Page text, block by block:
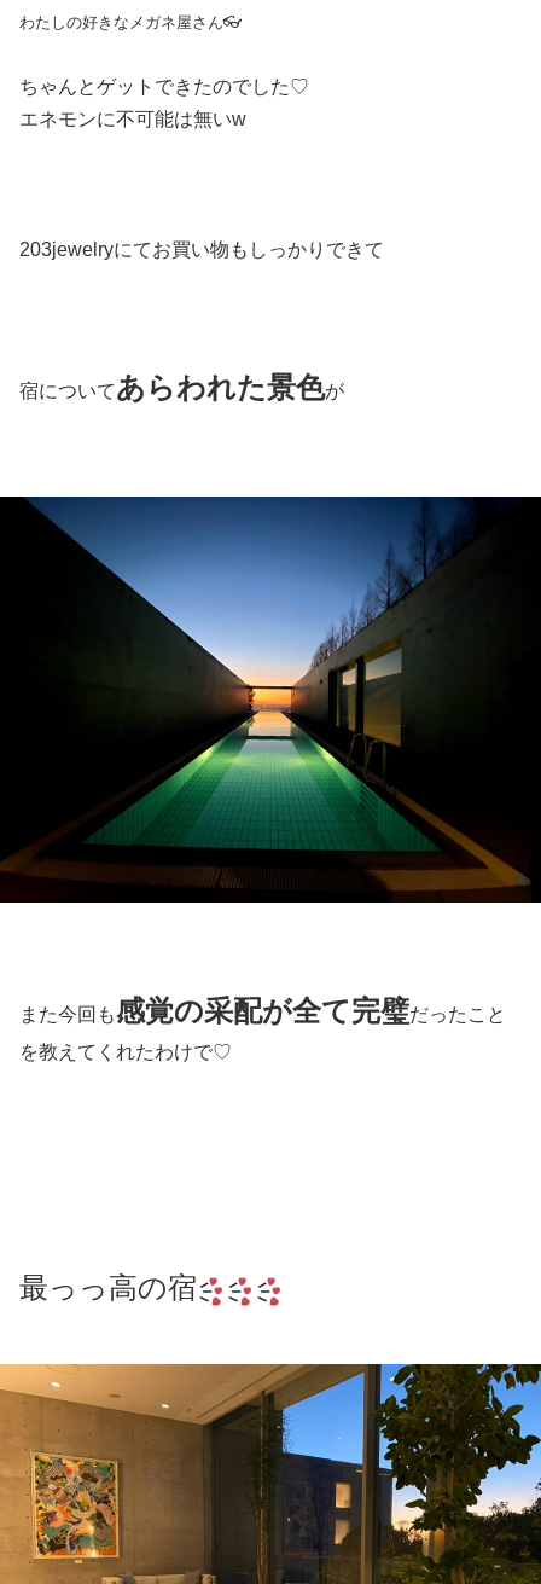
わたしの好きなメガネ屋さん👓
ちゃんとゲットできたのでした♡
エネモンに不可能は無いw
203jewelryにてお買い物もしっかりできて
宿についてあらわれた景色が
また今回も感覚の采配が全て完璧だったこと
を教えてくれたわけで♡
最っっ高の宿